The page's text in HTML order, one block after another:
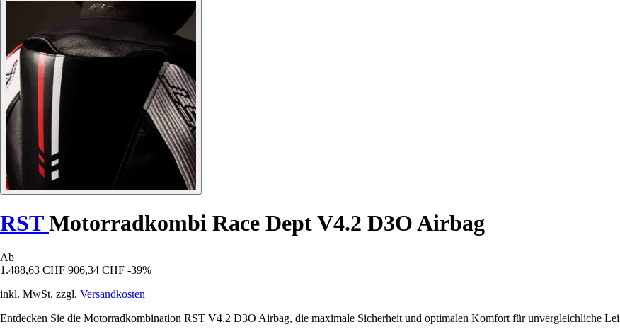
RSTMotorradkombi Race Dept V4.2 D3O Airbag
Ab
1.488,63 CHF 906,34 CHF -39%
inkl. MwSt. zzgl. Versandkosten
Entdecken Sie die Motorradkombination RST V4.2 D3O Airbag, die maximale Sicherheit und optimalen Komfort für unvergleichliche